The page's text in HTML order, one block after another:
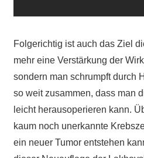
Folgerichtig ist auch das Ziel
mehr eine Verstärkung der
sondern man schrumpft durch
so weit zusammen, dass man
leicht herausoperieren kann.
kaum noch unerkannte
ein neuer Tumor entstehen